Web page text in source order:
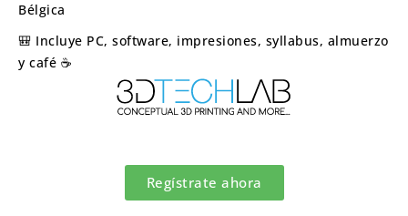
Bélgica
🎒 Incluye PC, software, impresiones, syllabus, almuerzo
y café ☕
Regístrate ahora